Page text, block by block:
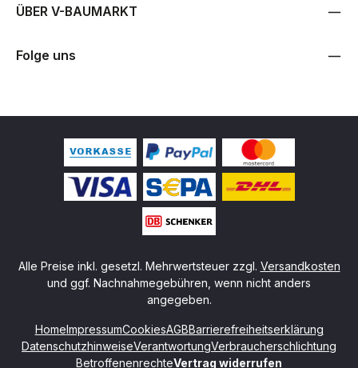
ÜBER V-BAUMARKT
Folge uns
Alle Preise inkl. gesetzl. Mehrwertsteuer zzgl. Versandkosten
und ggf. Nachnahmegebühren, wenn nicht anders
angegeben.
HomeImpressumCookiesAGBBarrierefreiheitserklärung
DatenschutzhinweiseVerantwortungVerbraucherschlichtung
BetroffenenrechteVertrag widerrufen